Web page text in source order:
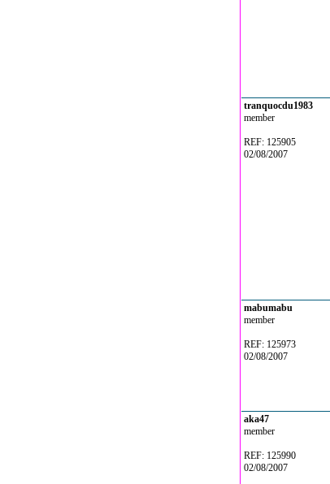
tranquocdu1983
member
REF: 125905
02/08/2007
mabumabu
member
REF: 125973
02/08/2007
aka47
member
REF: 125990
02/08/2007